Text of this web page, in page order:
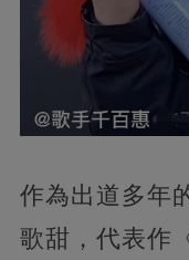
作為出道多年
歌甜，代表作